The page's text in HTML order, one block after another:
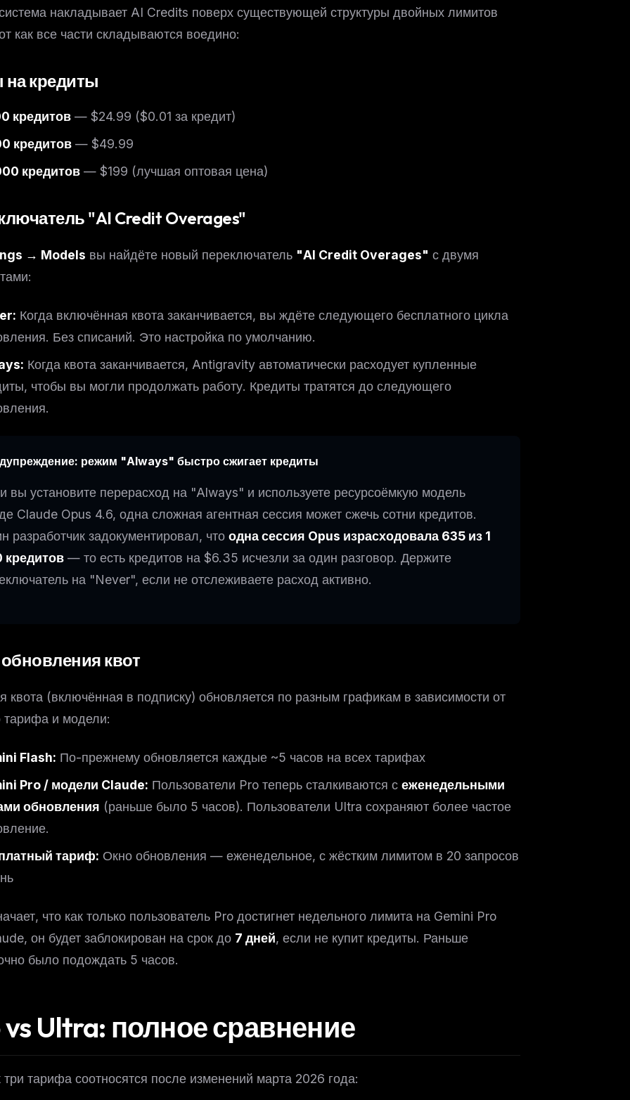
накладывает AI Credits поверх существующей структуры двойных лимитов
как все части складываются воедино:
кредиты
кредитов — $24.99 ($0.01 за кредит)
кредитов — $49.99
кредитов — $199 (лучшая оптовая цена)
"AI Credit Overages"
→ Models вы найдёте новый переключатель "AI Credit Overages" с двумя
Когда включённая квота заканчивается, вы ждёте следующего бесплатного цикла
Без списаний. Это настройка по умолчанию.
Когда квота заканчивается, Antigravity автоматически расходует купленные
чтобы вы могли продолжать работу. Кредиты тратятся до следующего
режим "Always" быстро сжигает кредиты
вы установите перерасход на "Always" и используете ресурсоёмкую модель
Claude Opus 4.6, одна сложная агентная сессия может сжечь сотни кредитов.
разработчик задокументировал, что одна сессия Opus израсходовала 635 из 1
кредитов — то есть кредитов на $6.35 исчезли за один разговор. Держите
на "Never", если не отслеживаете расход активно.
квот
квота (включённая в подписку) обновляется по разным графикам в зависимости от
тарифа и модели:
Flash: По-прежнему обновляется каждые ~5 часов на всех тарифах
Pro / модели Claude: Пользователи Pro теперь сталкиваются с еженедельными
обновления (раньше было 5 часов). Пользователи Ultra сохраняют более частое
тариф: Окно обновления — еженедельное, с жёстким лимитом в 20 запросов
что как только пользователь Pro достигнет недельного лимита на Gemini Pro
он будет заблокирован на срок до 7 дней, если не купит кредиты. Раньше
было подождать 5 часов.
vs Ultra: полное сравнение
три тарифа соотносятся после изменений марта 2026 года:
pick of the
agent skill
· 2 min read
Curated MCP picks, agent skills, rules, and LLM
Get the weekly digest
Maybe later